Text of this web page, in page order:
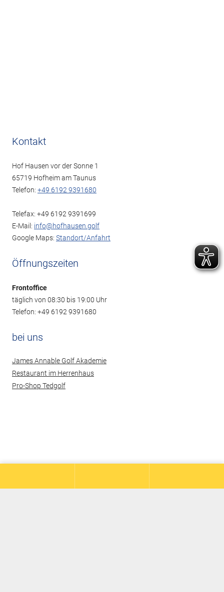
Kontakt
Hof Hausen vor der Sonne 1
65719 Hofheim am Taunus
Telefon: +49 6192 9391680
Telefax: +49 6192 9391699
E-Mail: info@hofhausen.golf
Google Maps: Standort/Anfahrt
Öffnungszeiten
Frontoffice
täglich von 08:30 bis 19:00 Uhr
Telefon: +49 6192 9391680
bei uns
James Annable Golf Akademie
Restaurant im Herrenhaus
Pro-Shop Tedgolf